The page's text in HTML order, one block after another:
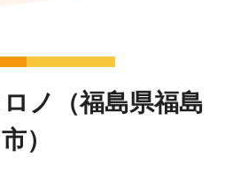
ノ（福島県福島
市）